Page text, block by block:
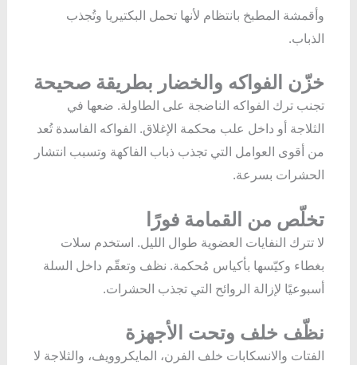
وأقمشة المطبخ بانتظام لأنها تحمل البكتيريا وتُجذب
الذباب.
خزّن الفواكه والخضار بطريقة صحيحة
تجنب ترك الفواكه الناضجة على الطاولة. ضعها في
الثلاجة أو داخل علب محكمة الإغلاق. الفواكه الفاسدة تُعد
من أقوى العوامل التي تجذب ذباب الفاكهة وتسبب انتشار
الحشرات بسرعة.
تخلّص من القمامة فورًا
لا تترك النفايات العضوية طوال الليل. استخدم سلات
بغطاء وكيّسها بأكياس مُحكمة. نظف وتعقّم داخل السلة
أسبوعيًا لإزالة الروائح التي تجذب الحشرات.
نظّف خلف وتحت الأجهزة
الفتات والانسكابات خلف الفرن، المايكروويف، والثلاجة لا